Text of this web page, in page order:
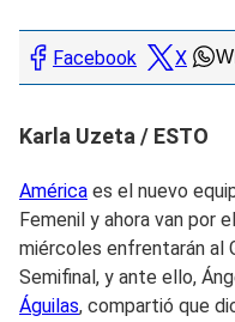
Facebook X
Karla Uzeta / ESTO
América es el nuevo
Femenil y ahora van por
miércoles enfrentarán al
Semifinal, y ante ello,
Águilas, compartió que